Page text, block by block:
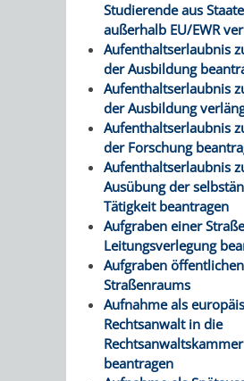
FRIEDHÖFE
WEINHEIM
FRIEDHÖFE
FRIEDHOF
FRIEDHOF
FRIEDHOF
HEILIGKREUZ
FRIEDHOF
KIRCHEN
THEATER
IM
AAUSLEIHE
APP
Studierende aus
außerhalb EU/EWR
Aufenthaltserlaubnis
der Ausbildung
Aufenthaltserlaubnis
der Ausbildung
Aufenthaltserlaubnis
der Forschung
Aufenthaltserlaubnis
Ausübung der
Tätigkeit beantragen
Aufgraben einer
Leitungsverlegung
Aufgraben öffentlichen
Straßenraums
Aufnahme als
Rechtsanwalt in die
Rechtsanwaltskammer
beantragen